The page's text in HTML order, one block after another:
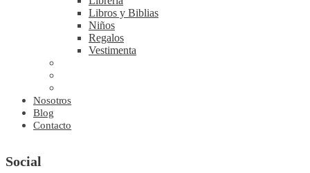
Libros y Biblias
Niños
Regalos
Vestimenta
Nosotros
Blog
Contacto
Social